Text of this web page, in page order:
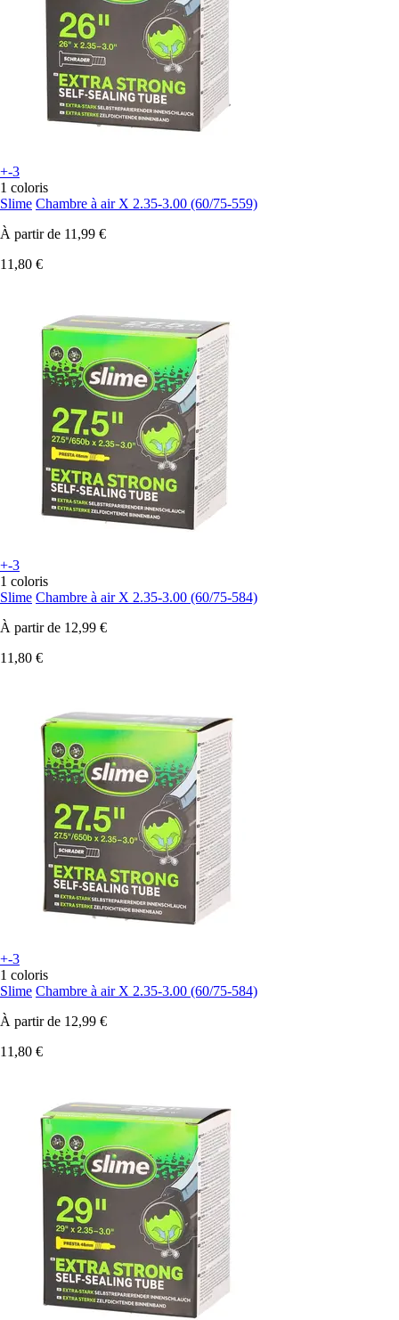
+-3
1 coloris
Slime Chambre à air X 2.35-3.00 (60/75-559)
À partir de 11,99 €
11,80 €
+-3
1 coloris
Slime Chambre à air X 2.35-3.00 (60/75-584)
À partir de 12,99 €
11,80 €
+-3
1 coloris
Slime Chambre à air X 2.35-3.00 (60/75-584)
À partir de 12,99 €
11,80 €